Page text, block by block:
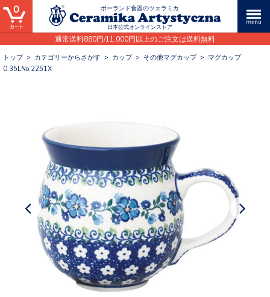
ポーランド食器のツェラミカ
日本公式オンラインストア
通常送料880円/11,000円以上のご注文は送料無料
0
トップ> カテゴリーからさがす > カップ> その他マグカップ> マグカップ
0.35LNo.2251X